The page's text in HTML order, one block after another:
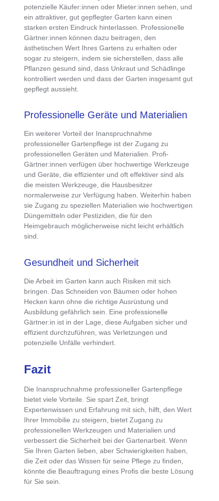
potenzielle Käufer:innen oder Mieter:innen sehen, und
ein attraktiver, gut gepflegter Garten kann einen
starken ersten Eindruck hinterlassen. Professionelle
Gärtner:innen können dazu beitragen, den
ästhetischen Wert Ihres Gartens zu erhalten oder
sogar zu steigern, indem sie sicherstellen, dass alle
Pflanzen gesund sind, dass Unkraut und Schädlinge
kontrolliert werden und dass der Garten insgesamt gut
gepflegt aussieht.
Professionelle Geräte und Materialien
Ein weitererVorteil der Inanspruchnahme
professioneller Gartenpflege ist der Zugang zu
professionellen Geräten und Materialien. Profi-
Gärtner:innen verfügen über hochwertige Werkzeuge
und Geräte, die effizienter und oft effektiver sind als
die meisten Werkzeuge, die Hausbesitzer
normalerweise zur Verfügung haben. Weiterhin haben
sie Zugang zu speziellen Materialien wie hochwertigen
Düngemitteln oder Pestiziden, die für den
Heimgebrauch möglicherweise nicht leicht erhältlich
sind.
Gesundheit und Sicherheit
Die Arbeit im Garten kann auch Risiken mit sich
bringen. Das Schneiden von Bäumen oder hohen
Hecken kann ohne die richtige Ausrüstung und
Ausbildung gefährlich sein. Eine professionelle
Gärtner:in ist in der Lage, diese Aufgaben sicher und
effizient durchzuführen, was Verletzungen und
potenzielle Unfälle verhindert.
Fazit
Die Inanspruchnahme professioneller Gartenpflege
bietet viele Vorteile. Sie spart Zeit, bringt
Expertenwissen und Erfahrung mit sich, hilft, den Wert
Ihrer Immobilie zu steigern, bietet Zugang zu
professionellen Werkzeugen und Materialien und
verbessert die Sicherheit bei der Gartenarbeit. Wenn
Sie Ihren Garten lieben, aber Schwierigkeiten haben,
die Zeit oder das Wissen für seine Pflege zu finden,
könnte die Beauftragung eines Profis die beste Lösung
für Sie sein.